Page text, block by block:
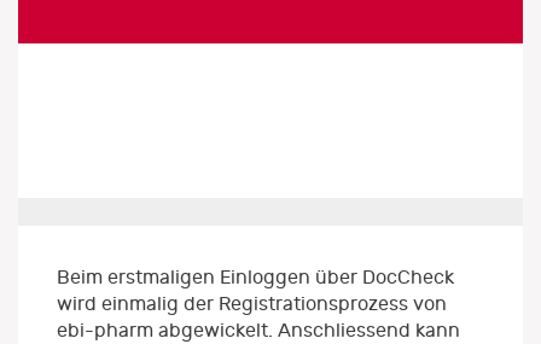
Beim erstmaligen Einloggen über DocCheck
wird einmalig der Registrationsprozess von
ebi-pharm abgewickelt. Anschliessend kann